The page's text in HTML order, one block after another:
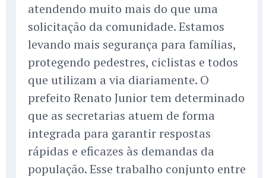
atendendo muito mais do que uma
solicitação da comunidade. Estamos
levando mais segurança para famílias,
protegendo pedestres, ciclistas e todos
que utilizam a via diariamente. O
prefeito Renato Junior tem determinado
que as secretarias atuem de forma
integrada para garantir respostas
rápidas e eficazes às demandas da
população. Esse trabalho conjunto entre